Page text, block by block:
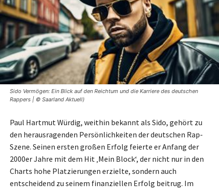
Sido Vermögen: Ein Blick auf den Reichtum und die Karriere des deutschen
Rappers | © Saarland Aktuell)
Paul Hartmut Würdig, weithin bekannt als Sido, gehört zu
den herausragenden Persönlichkeiten der deutschen Rap-
Szene. Seinen ersten großen Erfolg feierte er Anfang der
2000er Jahre mit dem Hit ‚Mein Block‘, der nicht nur in den
Charts hohe Platzierungen erzielte, sondern auch
entscheidend zu seinem finanziellen Erfolg beitrug. Im